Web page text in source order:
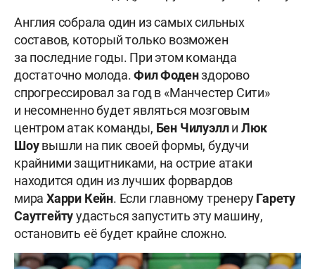
Англия собрала один из самых сильных
составов, который только возможен
за последние годы. При этом команда
достаточно молода.Фил Фоденздорово
спрогрессировал за год в «Манчестер Сити»
и несомненно будет являться мозговым
центром атак команды, Бен Чилуэлли Люк
Шоувышли на пик своей формы, будучи
крайними защитниками, на острие атаки
находится один из лучших форвардов
мира Харри Кейн. Если главному тренеруГарету
Саутгейтуудасться запустить эту машину,
остановить её будет крайне сложно.